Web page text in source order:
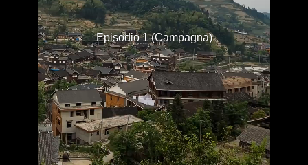
Episodio 1 (Campagna)